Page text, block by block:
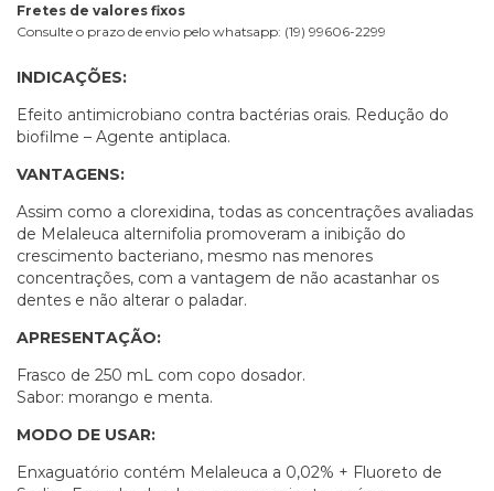
Fretes de valores fixos
Consulte o prazo de envio pelo whatsapp: (19) 99606-2299
INDICAÇÕES:
Efeito antimicrobiano contra bactérias orais. Redução do
biofilme – Agente antiplaca.
VANTAGENS:
Assim como a clorexidina, todas as concentrações avaliadas
de Melaleuca alternifolia promoveram a inibição do
crescimento bacteriano, mesmo nas menores
concentrações, com a vantagem de não acastanhar os
dentes e não alterar o paladar.
APRESENTAÇÃO:
Frasco de 250 mL com copo dosador.
Sabor: morango e menta.
MODO DE USAR:
Enxaguatório contém Melaleuca a 0,02% + Fluoreto de